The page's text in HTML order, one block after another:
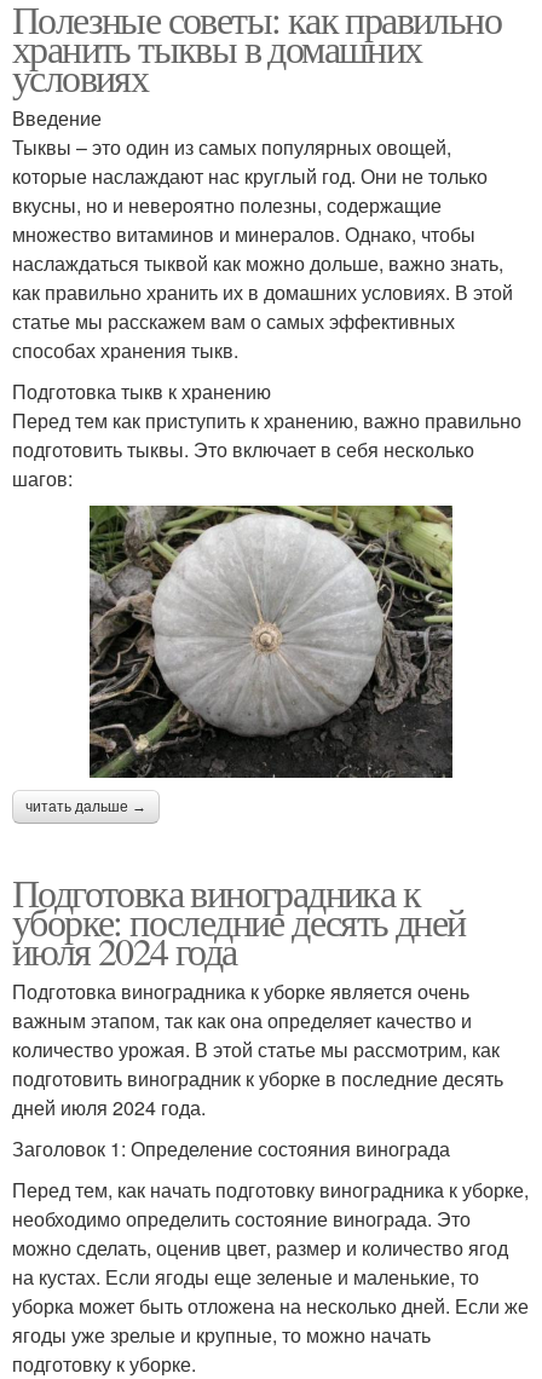
Полезные советы: как правильно
хранить тыквы в домашних
условиях
Введение
Тыквы – это один из самых популярных овощей,
которые наслаждают нас круглый год. Они не только
вкусны, но и невероятно полезны, содержащие
множество витаминов и минералов. Однако, чтобы
наслаждаться тыквой как можно дольше, важно знать,
как правильно хранить их в домашних условиях. В этой
статье мы расскажем вам о самых эффективных
способах хранения тыкв.
Подготовка тыкв к хранению
Перед тем как приступить к хранению, важно правильно
подготовить тыквы. Это включает в себя несколько
шагов:
читать дальше →
Подготовка виноградника к
уборке: последние десять дней
июля 2024 года
Подготовка виноградника к уборке является очень
важным этапом, так как она определяет качество и
количество урожая. В этой статье мы рассмотрим, как
подготовить виноградник к уборке в последние десять
дней июля 2024 года.
Заголовок 1: Определение состояния винограда
Перед тем, как начать подготовку виноградника к уборке,
необходимо определить состояние винограда. Это
можно сделать, оценив цвет, размер и количество ягод
на кустах. Если ягоды еще зеленые и маленькие, то
уборка может быть отложена на несколько дней. Если же
ягоды уже зрелые и крупные, то можно начать
подготовку к уборке.